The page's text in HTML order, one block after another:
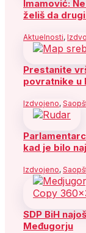
Imamović:
želiš da
Aktuelnosti,
Prestanite
povratnike u
Izdvojeno,
kad je bilo
Izdvojeno,
SDP BiH
Međugorju